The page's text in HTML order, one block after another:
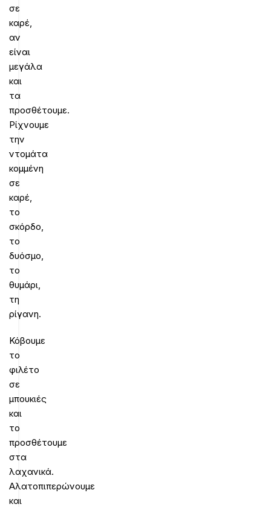
σε
καρέ,
αν
είναι
μεγάλα
και
τα
προσθέτουμε.
Ρίχνουμε
την
ντομάτα
κομμένη
σε
καρέ,
το
σκόρδο,
το
δυόσμο,
το
θυμάρι,
τη
ρίγανη.
Κόβουμε
το
φιλέτο
σε
μπουκιές
και
το
προσθέτουμε
στα
λαχανικά.
Αλατοπιπερώνουμε
και